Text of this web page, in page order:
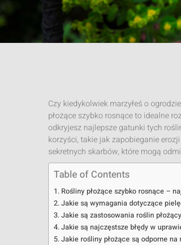
Czy kiedykolwiek marzyłeś o
płożące szybko rosnące to idealne
odkryjesz najlepsze gatunki tych
korzyści, takie jak zapobieganie
sekretnych skarbów, które mogą
Table of Contents
Rośliny płożące szybko rosnące –
Jakie są wymagania dotyczące
Jakie są zastosowania roślin
Jakie są najczęstsze błędy w
Jakie rośliny płożące są odporne na